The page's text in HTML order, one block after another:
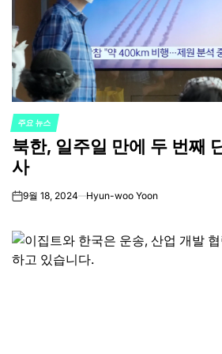
POSTED
IN
주요 뉴스
북한, 일주일 만에 두 번째
사
on9월 18, 2024 Hyun-woo Yoon